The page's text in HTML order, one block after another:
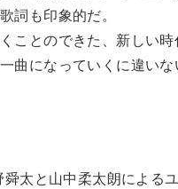
詞も印象的だ。
ことのできた、新しい
曲になっていくに違いな
太と山中柔太朗による